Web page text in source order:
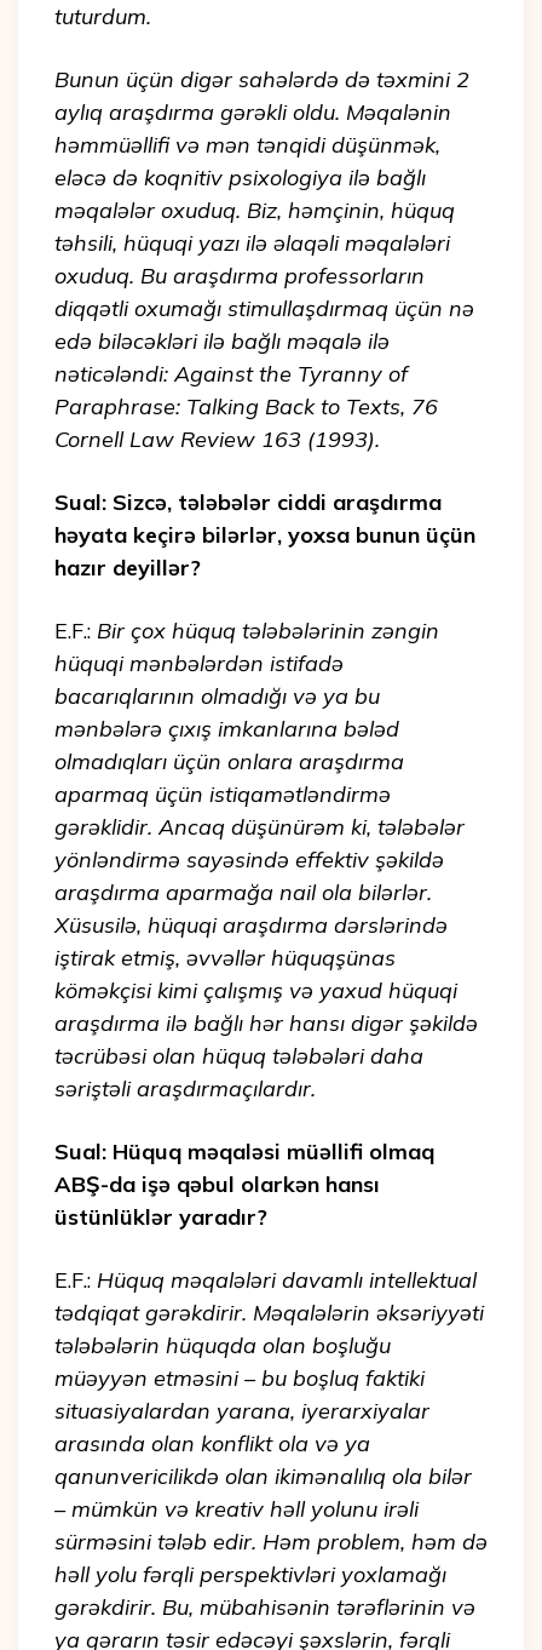
tuturdum.
Bunun üçün digər sahələrdə də təxmini 2
aylıq araşdırma gərəkli oldu. Məqalənin
həmmüəllifi və mən tənqidi düşünmək,
eləcə də koqnitiv psixologiya ilə bağlı
məqalələr oxuduq. Biz, həmçinin, hüquq
təhsili, hüquqi yazı ilə əlaqəli məqalələri
oxuduq. Bu araşdırma professorların
diqqətli oxumağı stimullaşdırmaq üçün nə
edə biləcəkləri ilə bağlı məqalə ilə
nəticələndi: Against the Tyranny of
Paraphrase: Talking Back to Texts, 76
Cornell Law Review 163 (1993).
Sual: Sizcə, tələbələr ciddi araşdırma
həyata keçirə bilərlər, yoxsa bunun üçün
hazır deyillər?
E.F.: Bir çox hüquq tələbələrinin zəngin
hüquqi mənbələrdən istifadə
bacarıqlarının olmadığı və ya bu
mənbələrə çıxış imkanlarına bələd
olmadıqları üçün onlara araşdırma
aparmaq üçün istiqamətləndirmə
gərəklidir. Ancaq düşünürəm ki, tələbələr
yönləndirmə sayəsində effektiv şəkildə
araşdırma aparmağa nail ola bilərlər.
Xüsusilə, hüquqi araşdırma dərslərində
iştirak etmiş, əvvəllər hüquqşünas
köməkçisi kimi çalışmış və yaxud hüquqi
araşdırma ilə bağlı hər hansı digər şəkildə
təcrübəsi olan hüquq tələbələri daha
səriştəli araşdırmaçılardır.
Sual: Hüquq məqaləsi müəllifi olmaq
ABŞ-da işə qəbul olarkən hansı
üstünlüklər yaradır?
E.F.: Hüquq məqalələri davamlı intellektual
tədqiqat gərəkdirir. Məqalələrin əksəriyyəti
tələbələrin hüquqda olan boşluğu
müəyyən etməsini – bu boşluq faktiki
situasiyalardan yarana, iyerarxiyalar
arasında olan konflikt ola və ya
qanunvericilikdə olan ikimənalılıq ola bilər
– mümkün və kreativ həll yolunu irəli
sürməsini tələb edir. Həm problem, həm də
həll yolu fərqli perspektivləri yoxlamağı
gərəkdirir. Bu, mübahisənin tərəflərinin və
ya qərarın təsir edəcəyi şəxslərin, fərqli